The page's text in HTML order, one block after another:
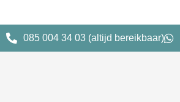
085 004 34 03 (altijd bereikbaar)